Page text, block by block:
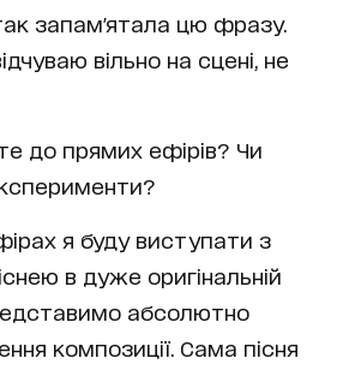
запам'ятала цю фразу.
вільно на сцені, не
до прямих ефірів? Чи
я буду виступати з
в дуже оригінальній
абсолютно
композиції. Сама пісня